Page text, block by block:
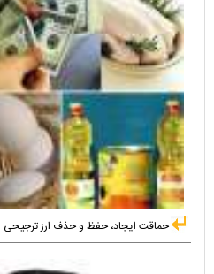
حماقت ایجاد، حفظ و حذف ارز ترجیحی